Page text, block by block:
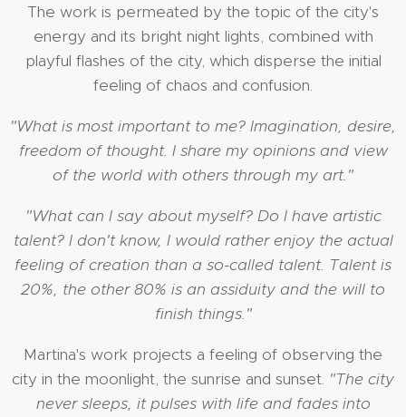
The work is permeated by the topic of the city's
energy and its bright night lights, combined with
playful flashes of the city, which disperse the initial
feeling of chaos and confusion.
"What is most important to me? Imagination, desire,
freedom of thought. I share my opinions and view
of the world with others through my art."
"What can I say about myself? Do I have artistic
talent? I don't know, I would rather enjoy the actual
feeling of creation than a so-called talent. Talent is
20%, the other 80% is an assiduity and the will to
finish things."
Martina's work projects a feeling of observing the
city in the moonlight, the sunrise and sunset. "The city
never sleeps, it pulses with life and fades into